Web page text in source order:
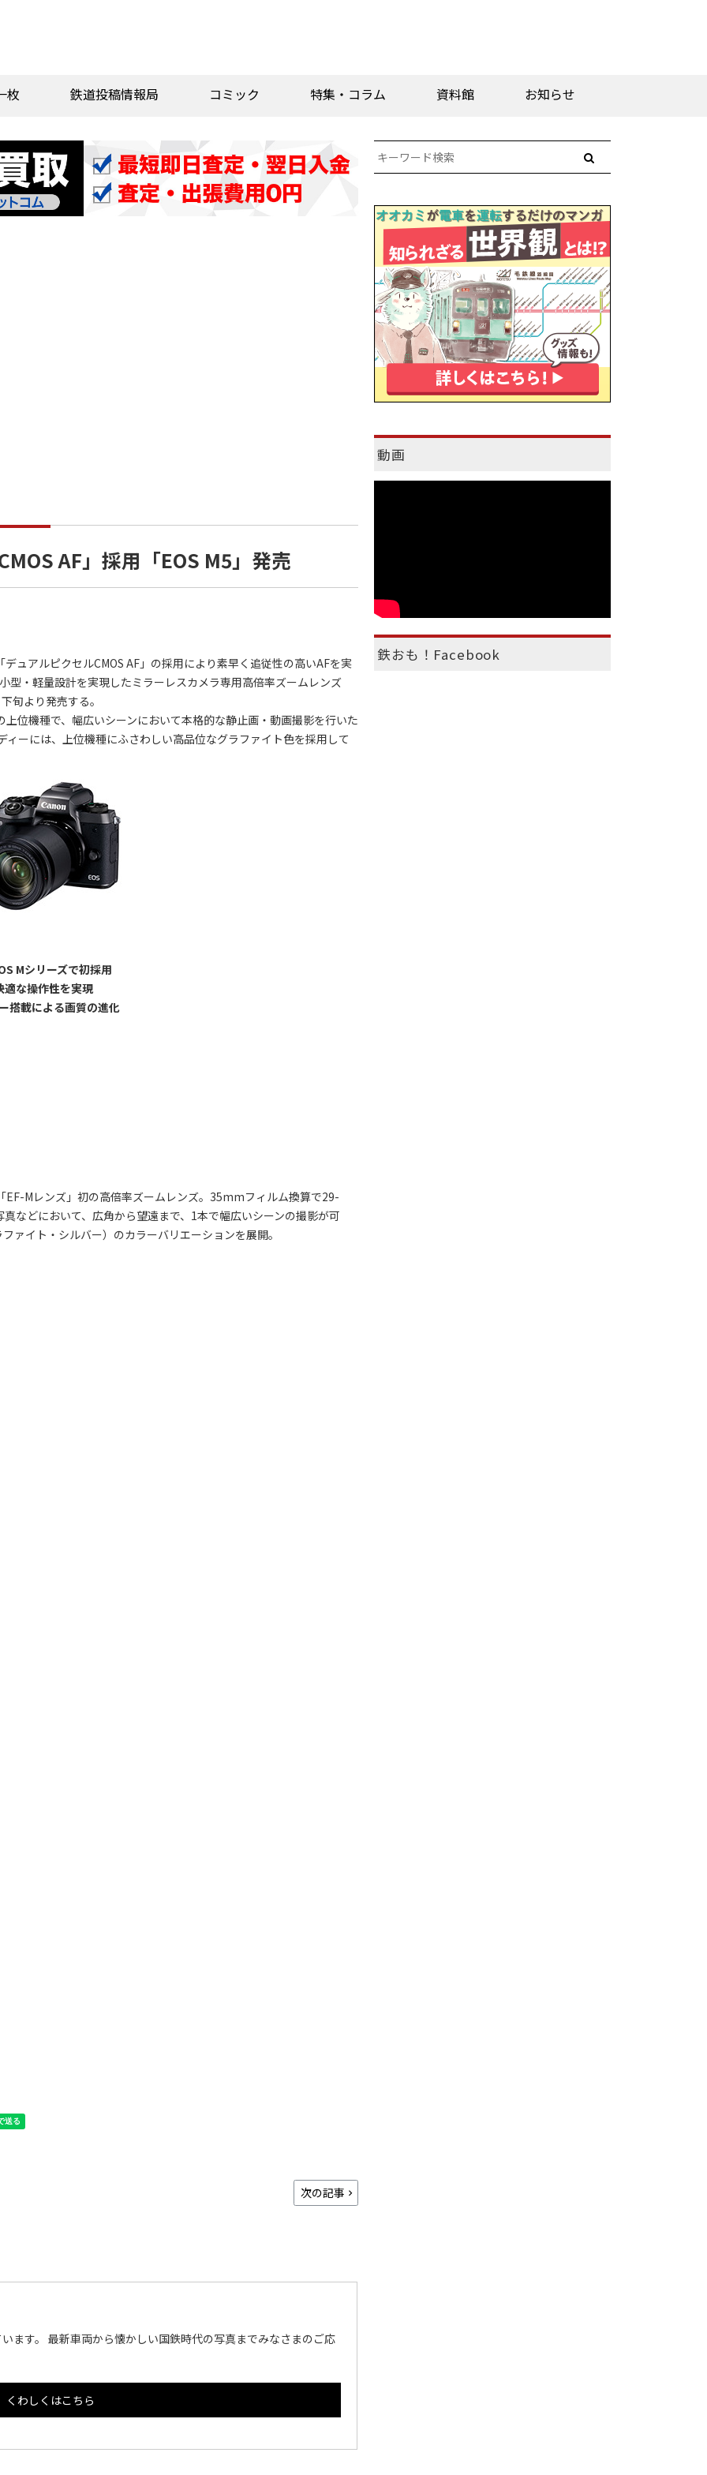
枚 鉄道投稿情報局 コミック 特集・コラム 資料館 お知らせ
AF」採用「EOS M5」発売
ュアルピクセルCMOS AF」の採用により素早く追従性の高いAFを実
型・軽量設計を実現したミラーレスカメラ専用高倍率ズームレンズ
旬より発売する。
位機種で、幅広いシーンにおいて本格的な静止画・動画撮影を行いた
ーには、上位機種にふさわしい高品位なグラファイト色を採用して
Mシリーズで初採用
な操作性を実現
搭載による画質の進化
Mレンズ」初の高倍率ズームレンズ。35mmフィルム換算で29-
などにおいて、広角から望遠まで、1本で幅広いシーンの撮影が可
ァイト・シルバー）のカラーバリエーションを展開。
次の記事
ます。 最新車両から懐かしい国鉄時代の写真までみなさまのご応
くわしくはこちら
動画
鉄おも！Facebook